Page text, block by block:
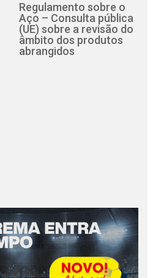
Regulamento sobre o
Aço – Consulta pública
(UE) sobre a revisão do
âmbito dos produtos
abrangidos